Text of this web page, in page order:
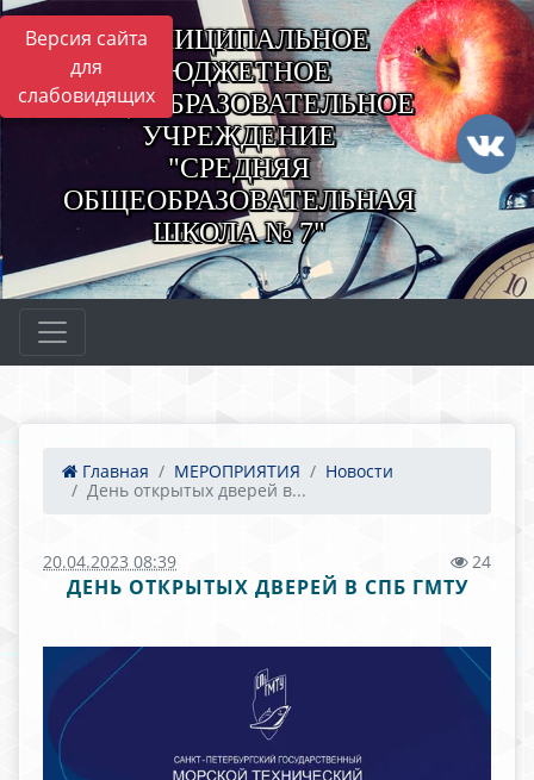
Версия сайта
для
слабовидящих
МУНИЦИПАЛЬНОЕ
БЮДЖЕТНОЕ
ОБЩЕОБРАЗОВАТЕЛЬНОЕ
УЧРЕЖДЕНИЕ
"СРЕДНЯЯ
ОБЩЕОБРАЗОВАТЕЛЬНАЯ
ШКОЛА № 7"
Главная МЕРОПРИЯТИЯ
Новости
День открытых дверей в...
20.04.2023 08:39 24
ДЕНЬ ОТКРЫТЫХ ДВЕРЕЙ В СПБ ГМТУ